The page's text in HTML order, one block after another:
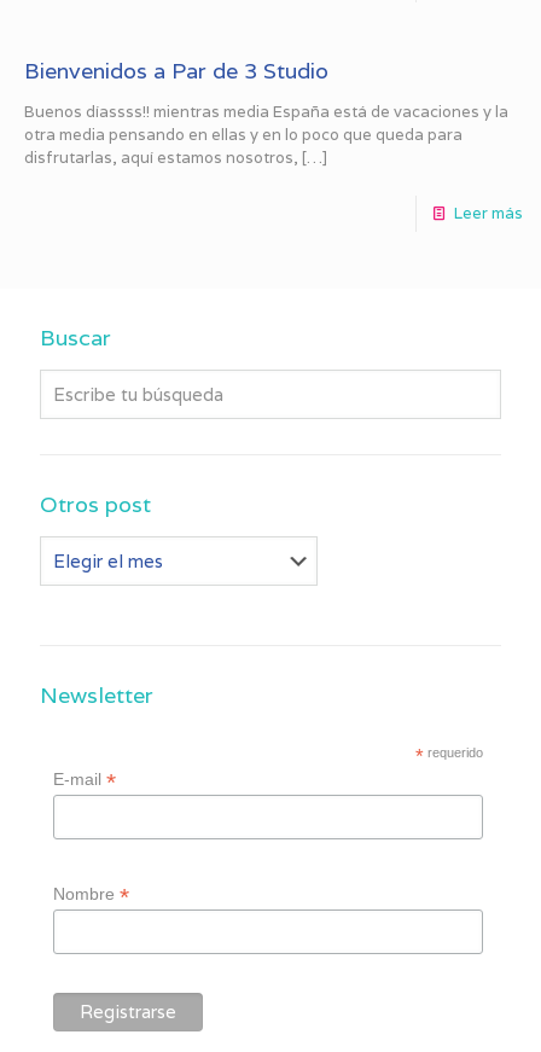
Bienvenidos a Par de 3 Studio
Buenos díassss!! mientras media España está de vacaciones y la
otra media pensando en ellas y en lo poco que queda para
disfrutarlas, aquí estamos nosotros, […]
Leer más
Buscar
Otros post
post
Newsletter
* requerido
E-mail*
Nombre*